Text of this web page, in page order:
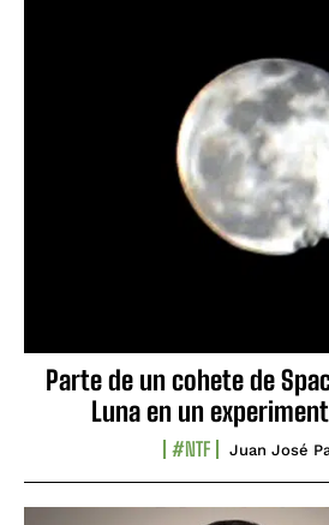
Parte de un cohete de
Luna en un
#NTF Juan José